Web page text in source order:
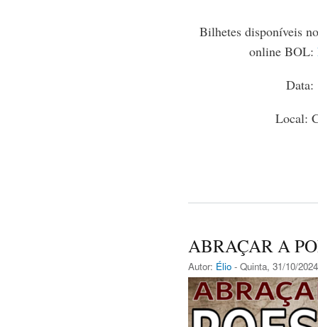
Bilhetes disponíveis
online BOL:
Data:
Local:
ABRAÇAR A
Autor: Élio - Quinta, 31/10/